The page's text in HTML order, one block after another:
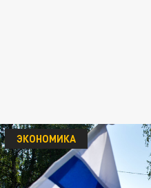
ЭКОНОМИКА